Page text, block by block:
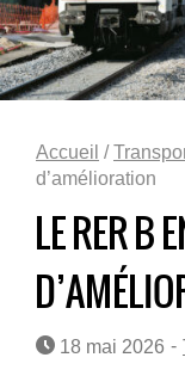
Accueil /
d’amélioration
LE RER B
18 mai 2026 -